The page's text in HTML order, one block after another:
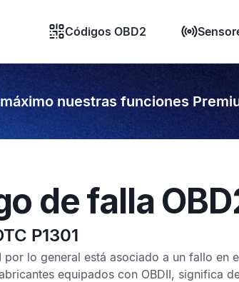
Códigos OBD2
nuestras funciones
de falla
P1301
por lo general está asociado a un fallo en
equipados con OBDII, significa